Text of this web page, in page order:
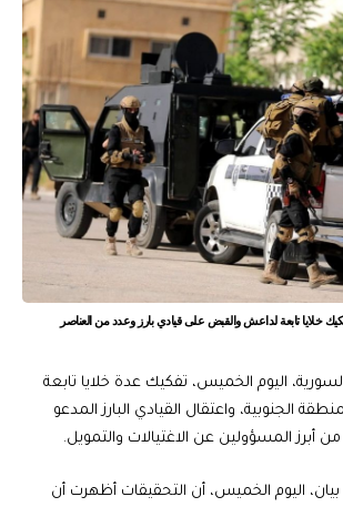
خلايا تابعة لداعش والقبض على قيادي بارز وعدد من العناصر
السورية، اليوم الخميس، تفكيك عدة خلايا تابعة
الجنوبية، واعتقال القيادي البارز المدعو
أبرز المسؤولين عن الاغتيالات والتمويل.
اليوم الخميس، أن التحقيقات أظهرت ‏أن